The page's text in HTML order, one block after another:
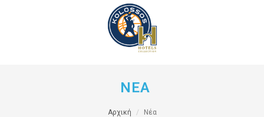
ΝΕΑ
Αρχική Νέα